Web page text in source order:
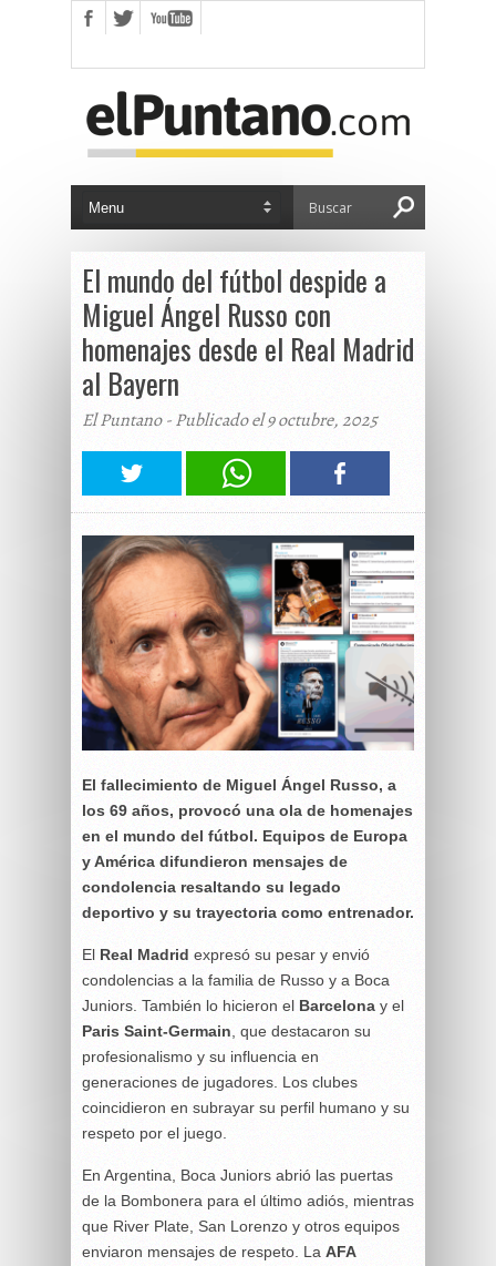
El mundo del fútbol despide a
Miguel Ángel Russo con
homenajes desde el Real Madrid
al Bayern
El Puntano - Publicado el 9 octubre, 2025
El fallecimiento de Miguel Ángel Russo, a
los 69 años, provocó una ola de homenajes
en el mundo del fútbol. Equipos de Europa
y América difundieron mensajes de
condolencia resaltando su legado
deportivo y su trayectoria como entrenador.
El Real Madrid expresó su pesar y envió
condolencias a la familia de Russo y a Boca
Juniors. También lo hicieron el Barcelona y el
Paris Saint-Germain , que destacaron su
profesionalismo y su influencia en
generaciones de jugadores. Los clubes
coincidieron en subrayar su perfil humano y su
respeto por el juego.
En Argentina, Boca Juniors abrió las puertas
de la Bombonera para el último adiós, mientras
que River Plate, San Lorenzo y otros equipos
enviaron mensajes de respeto. La AFA